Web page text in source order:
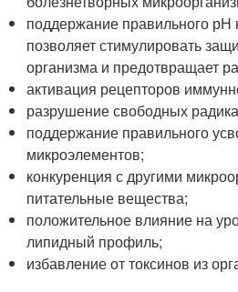
поддержание правильного рН
позволяет стимулировать
организма и предотвращает
активация рецепторов
разрушение свободных
поддержание правильного
микроэлементов;
конкуренция с другими
питательные вещества;
положительное влияние на
липидный профиль;
избавление от токсинов из